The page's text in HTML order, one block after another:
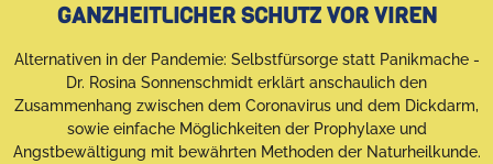
GANZHEITLICHER SCHUTZ VOR VIREN
Alternativen in der Pandemie: Selbstfürsorge statt Panikmache -
Dr. Rosina Sonnenschmidt erklärt anschaulich den
Zusammenhang zwischen dem Coronavirus und dem Dickdarm,
sowie einfache Möglichkeiten der Prophylaxe und
Angstbewältigung mit bewährten Methoden der Naturheilkunde.